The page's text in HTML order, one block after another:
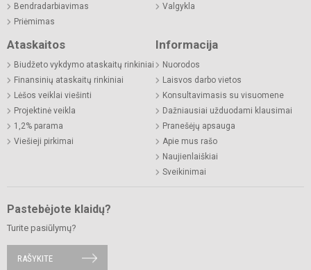
Bendradarbiavimas
Priėmimas
Valgykla
Ataskaitos
Biudžeto vykdymo ataskaitų rinkiniai
Finansinių ataskaitų rinkiniai
Lėšos veiklai viešinti
Projektinė veikla
1,2% parama
Viešieji pirkimai
Informacija
Nuorodos
Laisvos darbo vietos
Konsultavimasis su visuomene
Dažniausiai užduodami klausimai
Pranešėjų apsauga
Apie mus rašo
Naujienlaiškiai
Sveikinimai
Pastebėjote klaidų?
Turite pasiūlymų?
RAŠYKITE